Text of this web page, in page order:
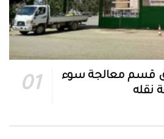
قسم معالجة سوء
نقله